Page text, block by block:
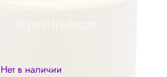
Нет в наличии